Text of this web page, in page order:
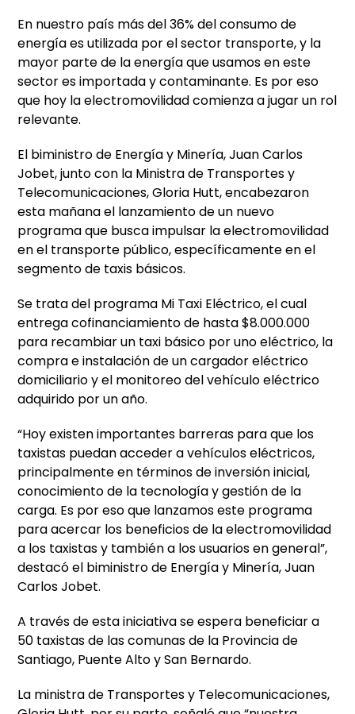
En nuestro país más del 36% del consumo de
energía es utilizada por el sector transporte, y la
mayor parte de la energía que usamos en este
sector es importada y contaminante. Es por eso
que hoy la electromovilidad comienza a jugar un rol
relevante.
El biministro de Energía y Minería, Juan Carlos
Jobet, junto con la Ministra de Transportes y
Telecomunicaciones, Gloria Hutt, encabezaron
esta mañana el lanzamiento de un nuevo
programa que busca impulsar la electromovilidad
en el transporte público, específicamente en el
segmento de taxis básicos.
Se trata del programa Mi Taxi Eléctrico, el cual
entrega cofinanciamiento de hasta $8.000.000
para recambiar un taxi básico por uno eléctrico, la
compra e instalación de un cargador eléctrico
domiciliario y el monitoreo del vehículo eléctrico
adquirido por un año.
“Hoy existen importantes barreras para que los
taxistas puedan acceder a vehículos eléctricos,
principalmente en términos de inversión inicial,
conocimiento de la tecnología y gestión de la
carga. Es por eso que lanzamos este programa
para acercar los beneficios de la electromovilidad
a los taxistas y también a los usuarios en general”,
destacó el biministro de Energía y Minería, Juan
Carlos Jobet.
A través de esta iniciativa se espera beneficiar a
50 taxistas de las comunas de la Provincia de
Santiago, Puente Alto y San Bernardo.
La ministra de Transportes y Telecomunicaciones,